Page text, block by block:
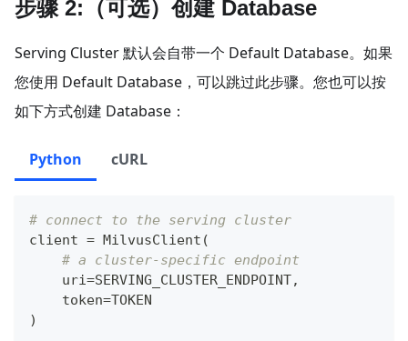
步骤 2:（可选）创建 Database
Serving Cluster 默认会自带一个 Default Database。如果
您使用 Default Database，可以跳过此步骤。您也可以按
如下方式创建 Database：
Python cURL
# connect to the serving cluster
client = MilvusClient (
# a cluster-specific endpoint
    uri
=SERVING_CLUSTER_ENDPOINT,
    token
=TOKEN
)